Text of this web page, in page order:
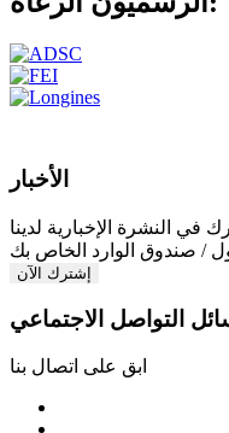
الأخبار
في النشرة الإخبارية لدينا
/ صندوق الوارد الخاص بك
إشترك الآن
التواصل الاجتماعي
ابق على اتصال بنا